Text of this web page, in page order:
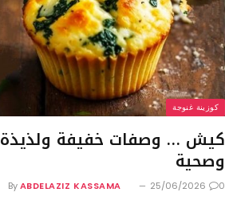
كوزينة غنوجة
كيش … وصفات خفيفة ولذيذة
وصحية
By ABDELAZIZ KASSAMA 25/06/2026 0